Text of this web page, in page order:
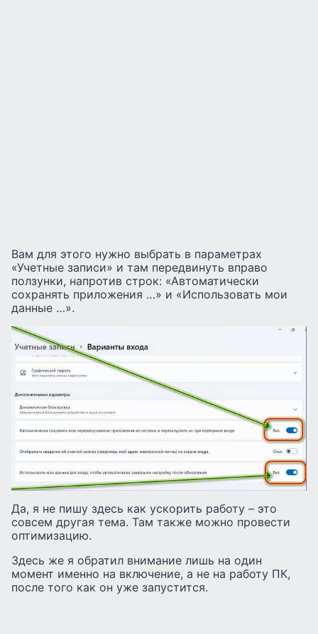
Вам для этого нужно выбрать в параметрах
«Учетные записи» и там передвинуть вправо
ползунки, напротив строк: «Автоматически
сохранять приложения …» и «Использовать мои
данные …».
Да, я не пишу здесь как ускорить работу – это
совсем другая тема. Там также можно провести
оптимизацию.
Здесь же я обратил внимание лишь на один
момент именно на включение, а не на работу ПК,
после того как он уже запустится.